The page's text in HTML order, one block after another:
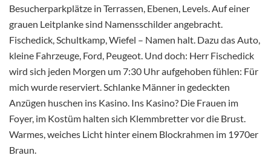
Besucherparkplätze in Terrassen, Ebenen, Levels. Auf einer
grauen Leitplanke sind Namensschilder angebracht.
Fischedick, Schultkamp, Wiefel – Namen halt. Dazu das Auto,
kleine Fahrzeuge, Ford, Peugeot. Und doch: Herr Fischedick
wird sich jeden Morgen um 7:30 Uhr aufgehoben fühlen: Für
mich wurde reserviert. Schlanke Männer in gedeckten
Anzügen huschen ins Kasino. Ins Kasino? Die Frauen im
Foyer, im Kostüm halten sich Klemmbretter vor die Brust.
Warmes, weiches Licht hinter einem Blockrahmen im 1970er
Braun.